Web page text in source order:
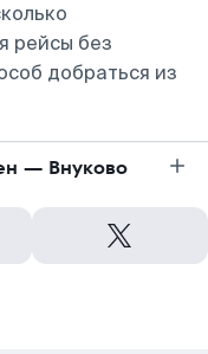
рейсы без
добраться из
— Внуково